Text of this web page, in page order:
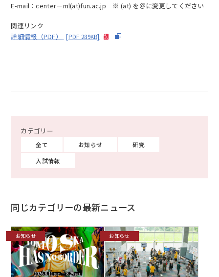
E-mail：center－ml(at)fun.ac.jp ※ (at) を＠に変更してください
関連リンク
詳細情報（PDF）
[PDF 289KB]
全て お知らせ
研究
入試情報
同じカテゴリーの最新ニュース
お知らせ お知らせ